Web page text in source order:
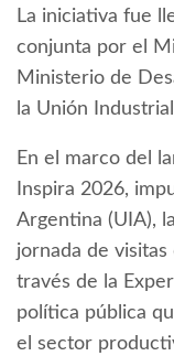
La iniciativa fue
conjunta por el
Ministerio de
la Unión
En el marco del
Inspira 2026,
Argentina (UIA),
jornada de
través de la
política pública
el sector